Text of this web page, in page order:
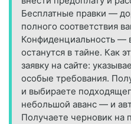
Бесплатные правки —
полного соответствия
Конфиденциальность —
останутся в тайне. Как
заявку на сайте:
особые требования.
и выбираете
небольшой аванс — и
Получаете черновик на